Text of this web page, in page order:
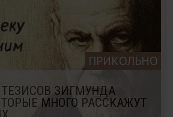
ПРИКОЛЬНО
ТЕЗИСОВ ЗИГМУНДА
МНОГО РАССКАЖУТ